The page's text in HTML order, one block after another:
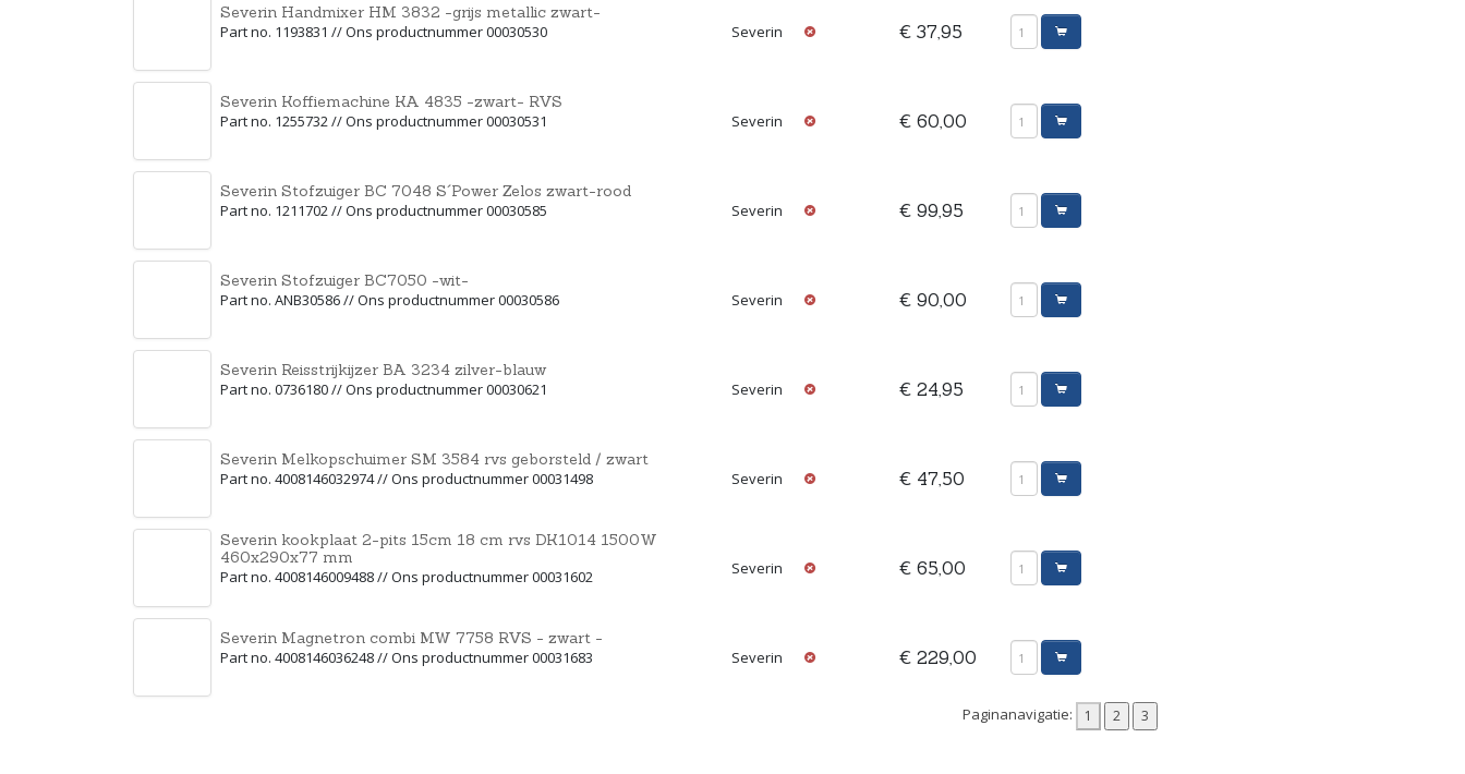
Severin Handmixer HM 3832 -grijs metallic zwart-
Part no. 1193831 // Ons productnummer 00030530
Severin € 37,95
Severin Koffiemachine KA 4835 -zwart- RVS
Part no. 1255732 // Ons productnummer 00030531
Severin € 60,00
Severin Stofzuiger BC 7048 S´Power Zelos zwart-rood
Part no. 1211702 // Ons productnummer 00030585
Severin € 99,95
Severin Stofzuiger BC7050 -wit-
Part no. ANB30586 // Ons productnummer 00030586
Severin € 90,00
Severin Reisstrijkijzer BA 3234 zilver-blauw
Part no. 0736180 // Ons productnummer 00030621
Severin € 24,95
Severin Melkopschuimer SM 3584 rvs geborsteld / zwart
Part no. 4008146032974 // Ons productnummer 00031498
Severin € 47,50
Severin kookplaat 2-pits 15cm 18 cm rvs DK1014 1500W
460x290x77 mm
Part no. 4008146009488 // Ons productnummer 00031602
Severin € 65,00
Severin Magnetron combi MW 7758 RVS - zwart -
Part no. 4008146036248 // Ons productnummer 00031683
Severin € 229,00
Paginanavigatie: